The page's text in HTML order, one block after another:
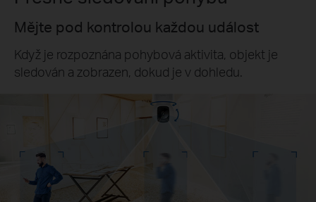
Mějte pod kontrolou každou událost
Když je rozpoznána pohybová aktivita, objekt je
sledován a zobrazen, dokud je v dohledu.